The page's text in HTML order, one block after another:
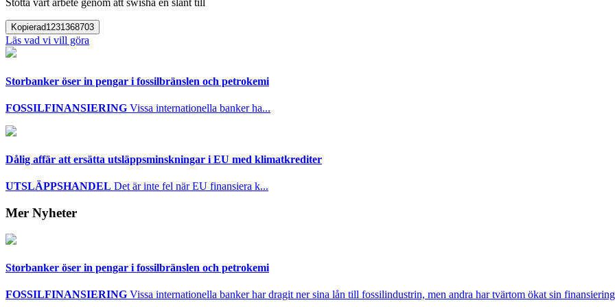
Stötta vårt arbete genom att swisha en slant till
Kopierad1231368703
Läs vad vi vill göra
Storbanker öser in pengar i fossilbränslen och petrokemi
FOSSILFINANSIERING Vissa internationella banker ha...
Dålig affär att ersätta utsläppsminskningar i EU med klimatkrediter
UTSLÄPPSHANDEL Det är inte fel när EU finansiera k...
Mer Nyheter
Storbanker öser in pengar i fossilbränslen och petrokemi
FOSSILFINANSIERING Vissa internationella banker har dragit ner sina lån till fossilindustrin, men andra har tvärtom ökat sin